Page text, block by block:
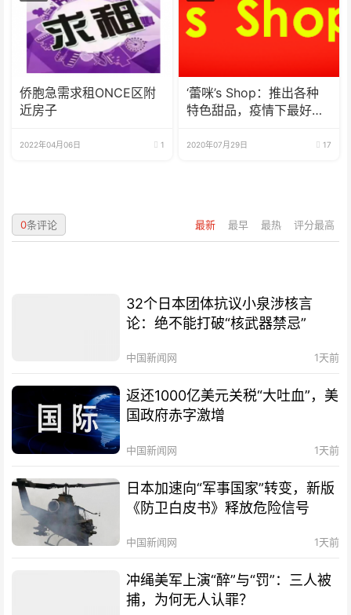
侨胞急需求租ONCE区附
近房子
2022年04月06日 1
‘蕾咪’s Shop：推出各种
特色甜品，疫情下最好的
2020年07月29日 17
最新 最早 最热 评分最高
0条评论
32个日本团体抗议小泉涉核言
论：绝不能打破“核武器禁忌”
中国新闻网 1天前
返还1000亿美元关税“大吐血”，美
国政府赤字激增
中国新闻网 1天前
日本加速向“军事国家”转变，新版
《防卫白皮书》释放危险信号
中国新闻网 1天前
冲绳美军上演“醉”与“罚”：三人被
捕，为何无人认罪？